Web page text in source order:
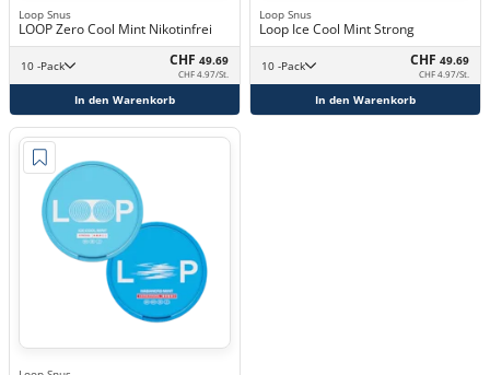
Loop Snus
LOOP Zero Cool Mint Nikotinfrei
10 -Pack CHF 49.69
CHF 4.97/St.
In den Warenkorb
Loop Snus
Loop Ice Cool Mint Strong
10 -Pack CHF 49.69
CHF 4.97/St.
In den Warenkorb